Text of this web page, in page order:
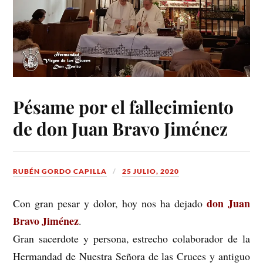
Pésame por el fallecimiento
de don Juan Bravo Jiménez
RUBÉN GORDO CAPILLA 25 JULIO, 2020
Con gran pesar y dolor, hoy nos ha dejado don Juan
Bravo Jiménez.
Gran sacerdote y persona, estrecho colaborador de la
Hermandad de Nuestra Señora de las Cruces y antiguo